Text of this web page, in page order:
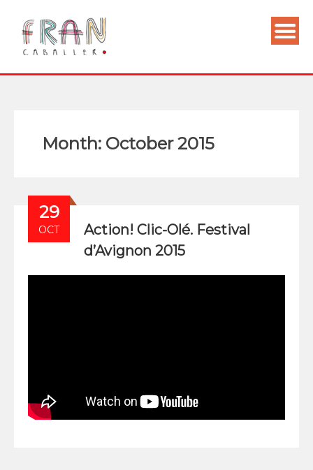
Month: October 2015
29
OCT
Action! Clic-Olé. Festival
d’Avignon 2015